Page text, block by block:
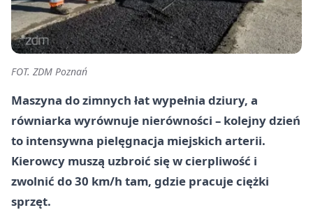
FOT. ZDM Poznań
Maszyna do zimnych łat wypełnia dziury, a
równiarka wyrównuje nierówności – kolejny dzień
to intensywna pielęgnacja miejskich arterii.
Kierowcy muszą uzbroić się w cierpliwość i
zwolnić do 30 km/h tam, gdzie pracuje ciężki
sprzęt.